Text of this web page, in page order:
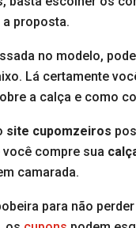
proposta.
no modelo,
Lá certamente
a calça e como
site cupomzeiros
compre sua
camarada.
para não perder